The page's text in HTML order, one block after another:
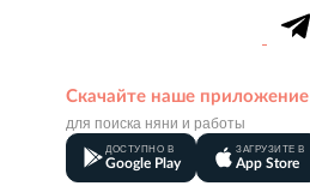
Скачайте наше приложение
для поиска няни и работы
ДОСТУПНО В
Google Play
ЗАГРУЗИТЕ В
App Store